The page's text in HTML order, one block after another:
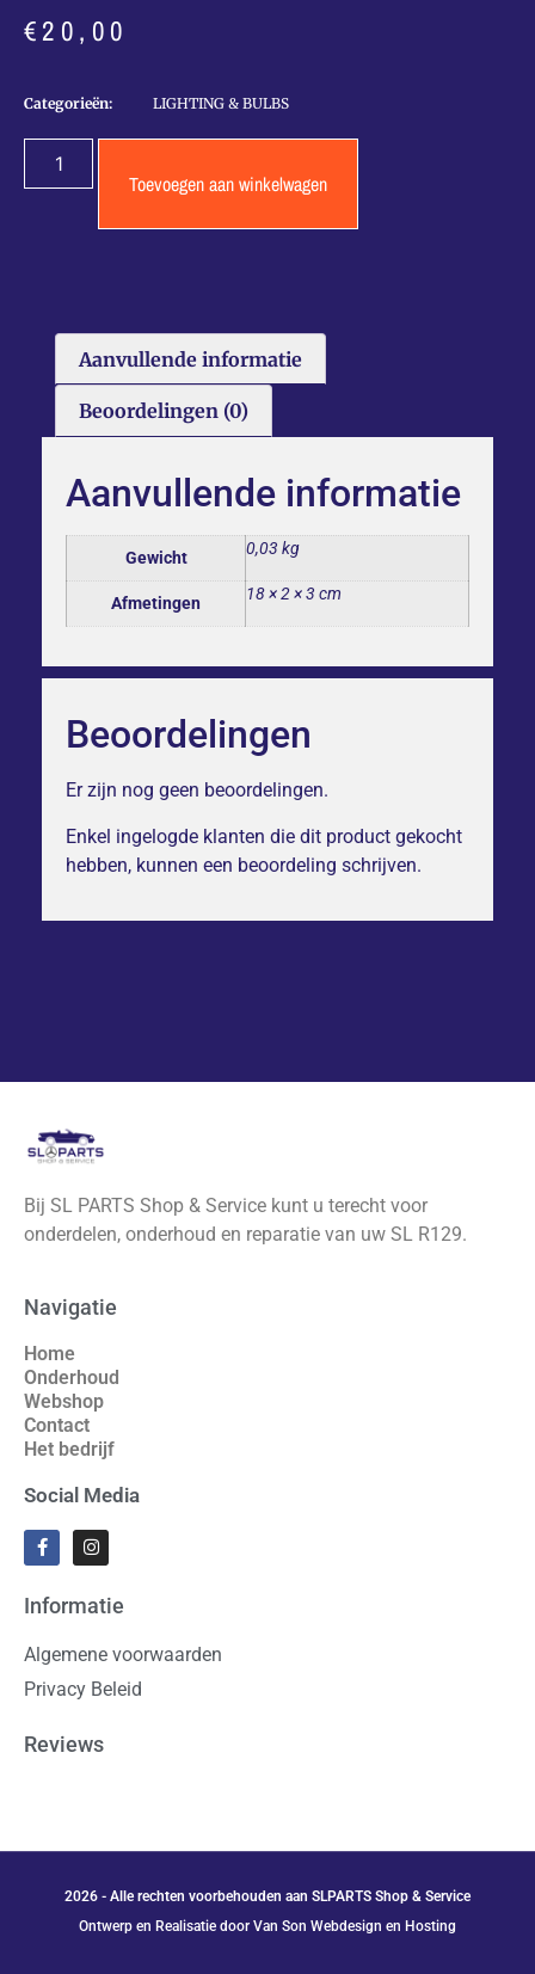
€20,00
Categorieën: LIGHTING & BULBS
Toevoegen aan winkelwagen
Aanvullende informatie
Beoordelingen (0)
Aanvullende informatie
Gewicht 0,03 kg
Afmetingen 18 × 2 × 3 cm
Beoordelingen
Er zijn nog geen beoordelingen.
Enkel ingelogde klanten die dit product gekocht
hebben, kunnen een beoordeling schrijven.
Bij SL PARTS Shop & Service kunt u terecht voor
onderdelen, onderhoud en reparatie van uw SL R129.
Navigatie
Home
Onderhoud
Webshop
Contact
Het bedrijf
Social Media
Informatie
Algemene voorwaarden
Privacy Beleid
Reviews
2026 - Alle rechten voorbehouden aan SLPARTS Shop & Service
Ontwerp en Realisatie door Van Son Webdesign en Hosting